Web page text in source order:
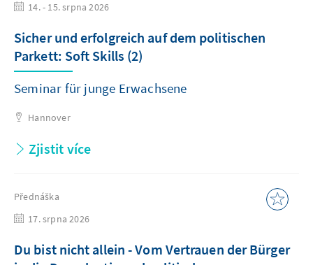
14. - 15. srpna 2026
Sicher und erfolgreich auf dem politischen
Parkett: Soft Skills (2)
Seminar für junge Erwachsene
Hannover
Zjistit více
Přednáška
17. srpna 2026
Du bist nicht allein - Vom Vertrauen der Bürger